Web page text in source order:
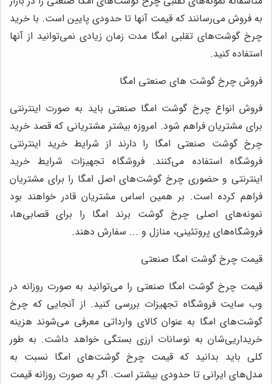
به فروش می‌رسانند که قیمت آنها تا حدودی پایین است. با خرید
چرخ گوشت‌های تقلبی امگا مدت زمان زیادی نمی‌توانید از آنها
استفاده کنید.
فروش چرخ گوشت های صنعتی امگا
فروش انواع چرخ گوشت امگا صنعتی باید به صورت اینترنتی
برای مشتریان فراهم شود. امروزه بیشتر مشتریانی که قصد خرید
چرخ گوشت صنعتی امگا را دارند از شرایط خرید اینترنتی
فروشگاه استفاده می‌کنند. فروشگاه تجهیزات شرایط خرید
اینترنتی و حضوری چرخ گوشت‌های اصل امگا را برای مشتریان
فراهم کرده است. بر همین اساس مشتریان قادر خواهند بود
نمونه‌های اصلی چرخ گوشت برند امگا را برای قصابی‌ها،
فروشگاه‌های پروتئینی، منازل و ... سفارش دهند.
قیمت چرخ گوشت امگا صنعتی
قیمت چرخ گوشت امگا صنعتی را می‌توانید به صورت روزانه در
وب سایت فروشگاه تجهیزات بررسی کنید. از آنجایی که چرخ
گوشت‌های امگا به عنوان کالای وارداتی معرفی می‌شوند هزینه
خریداریی‌شان به نوسانات ارزی بستگی خواهد داشت. به طور
کلی باید بدانید که قیمت چرخ گوشت‌های امگا نسبت به
مدل‌های ایرانی تا حدودی بیشتر است. اگر به صورت روزانه قیمت